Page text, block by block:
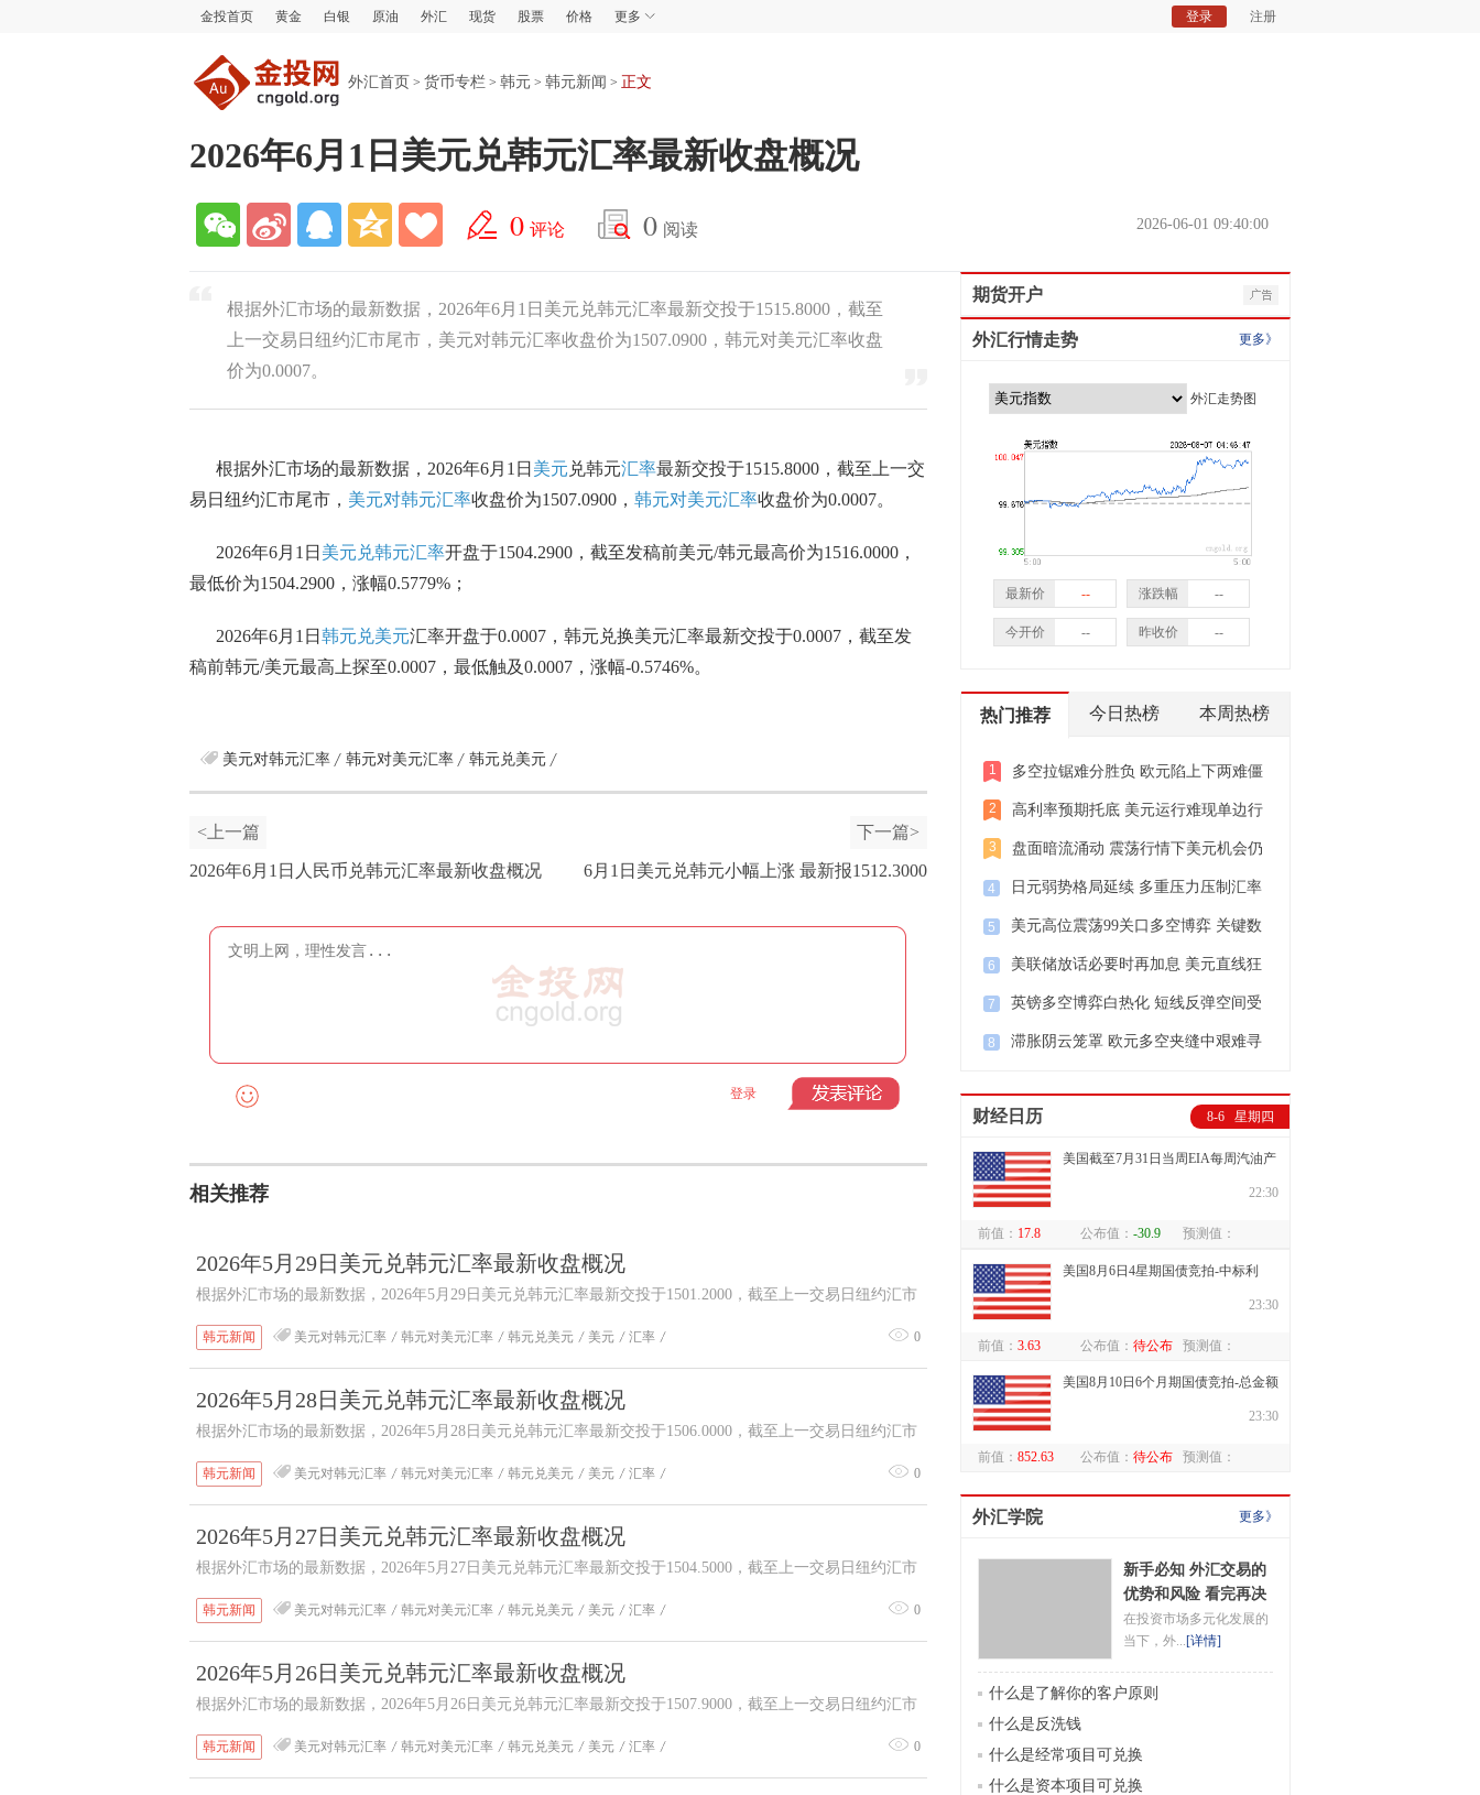
金投首页 黄金 白银 原油 外汇 现货 股票 价格 更多 注册
登录
外汇首页 > 货币专栏 > 韩元 > 韩元新闻 > 正文
2026年6月1日美元兑韩元汇率最新收盘概况
0 评论 0 阅读 2026-06-01 09:40:00
根据外汇市场的最新数据，2026年6月1日美元兑韩元汇率最新交投于1515.8000，截至
上一交易日纽约汇市尾市，美元对韩元汇率收盘价为1507.0900，韩元对美元汇率收盘
价为0.0007。
根据外汇市场的最新数据， 2026年6月1日 美元 兑韩元汇率最新交投于1515.8000 ，截至上一交
易日纽约汇市尾市， 美元对韩元汇率收盘价为1507.0900 ， 韩元对美元汇率收盘价为0.0007。
2026年6月1日 美元兑韩元汇率开盘于1504.2900 ，截至发稿前美元/韩元最高价为1516.0000 ，
最低价为1504.2900 ，涨幅0.5779%；
2026年6月1日 韩元兑美元汇率开盘于0.0007 ，韩元兑换美元汇率最新交投于0.0007 ，截至发
稿前韩元/美元最高上探至0.0007 ，最低触及0.0007 ，涨幅-0.5746%。
美元对韩元汇率 韩元对美元汇率 韩元兑美元
<上一篇
2026年6月1日人民币兑韩元汇率最新收盘概况
下一篇>
6月1日美元兑韩元小幅上涨 最新报1512.3000
登录
相关推荐
2026年5月29日美元兑韩元汇率最新收盘概况
根据外汇市场的最新数据，2026年5月29日美元兑韩元汇率最新交投于1501.2000，截至上一交易日纽约汇市
尾市，美元对韩元汇率收盘价为1495.9800，韩元对美元汇率收盘价为0.0007。
韩元新闻 美元对韩元汇率 韩元对美元汇率 韩元兑美元 美元 汇率 0
2026年5月28日美元兑韩元汇率最新收盘概况
根据外汇市场的最新数据，2026年5月28日美元兑韩元汇率最新交投于1506.0000，截至上一交易日纽约汇市
尾市，美元对韩元汇率收盘价为1501.5700，韩元对美元汇率收盘价为0.0007。
韩元新闻 美元对韩元汇率 韩元对美元汇率 韩元兑美元 美元 汇率 0
2026年5月27日美元兑韩元汇率最新收盘概况
根据外汇市场的最新数据，2026年5月27日美元兑韩元汇率最新交投于1504.5000，截至上一交易日纽约汇市
尾市，美元对韩元汇率收盘价为1506.9500，韩元对美元汇率收盘价为0.0007。
韩元新闻 美元对韩元汇率 韩元对美元汇率 韩元兑美元 美元 汇率 0
2026年5月26日美元兑韩元汇率最新收盘概况
根据外汇市场的最新数据，2026年5月26日美元兑韩元汇率最新交投于1507.9000，截至上一交易日纽约汇市
尾市，美元对韩元汇率收盘价为1512.2400，韩元对美元汇率收盘价为0.0007。
韩元新闻 美元对韩元汇率 韩元对美元汇率 韩元兑美元 美元 汇率 0
期货开户
外汇行情走势 更多》
外汇走势图
最新价 -- 涨跌幅 --
今开价 -- 昨收价 --
热门推荐 今日热榜 本周热榜
1
多空拉锯难分胜负 欧元陷上下两难僵
2
高利率预期托底 美元运行难现单边行
3
盘面暗流涌动 震荡行情下美元机会仍
4
日元弱势格局延续 多重压力压制汇率
5
美元高位震荡99关口多空博弈 关键数
6
美联储放话必要时再加息 美元直线狂
7
英镑多空博弈白热化 短线反弹空间受
8
滞胀阴云笼罩 欧元多空夹缝中艰难寻
财经日历 8-6 星期四
美国截至7月31日当周EIA每周汽油产
22:30
前值： 17.8 公布值： -30.9 预测值：
美国8月6日4星期国债竞拍-中标利
23:30
前值： 3.63 公布值： 待公布 预测值：
美国8月10日6个月期国债竞拍-总金额
23:30
前值： 852.63 公布值： 待公布 预测值：
外汇学院 更多》
新手必知 外汇交易的
优势和风险 看完再决
定是否入场
在投资市场多元化发展的
当下，外...[详情]
什么是了解你的客户原则
什么是反洗钱
什么是经常项目可兑换
什么是资本项目可兑换